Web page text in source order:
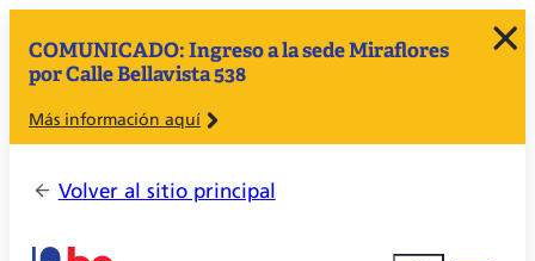
COMUNICADO: Ingreso a la sede Miraflores
por Calle Bellavista 538
Más información aquí
Volver al sitio principal